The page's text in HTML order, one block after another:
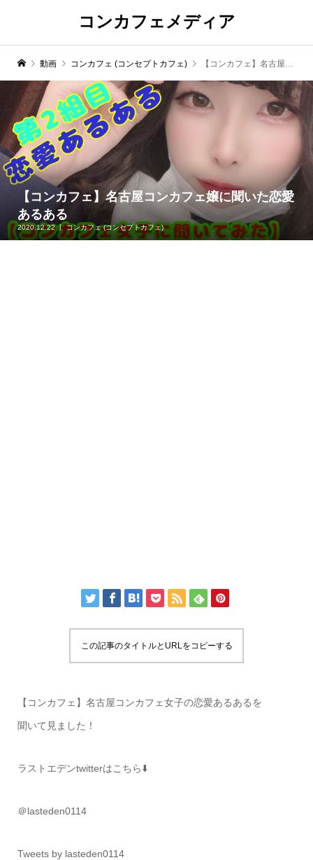
コンカフェメディア
動画 コンカフェ (コンセプトカフェ) 【コンカフェ】名古屋コンカフェ嬢に聞いた恋愛あるある
【コンカフェ】名古屋コンカフェ嬢に聞いた恋愛
あるある
2020.12.22 コンカフェ (コンセプトカフェ)
この記事のタイトルとURLをコピーする
【コンカフェ】名古屋コンカフェ女子の恋愛あるあるを
聞いて見ました！
ラストエデンtwitterはこちら⬇️
＠lasteden0114
Tweets by lasteden0114